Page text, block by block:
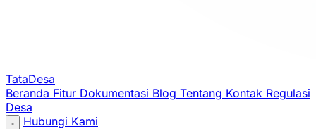
TataDesa
Beranda Fitur Dokumentasi Blog Tentang Kontak Regulasi
Desa
Hubungi Kami